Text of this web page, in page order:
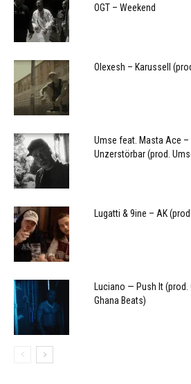
OGT – Weekend
Olexesh – Karussell
Umse feat. Masta Ace –
Unzerstörbar (prod.
Lugatti & 9ine – AK
Luciano — Push It (prod.
Ghana Beats)